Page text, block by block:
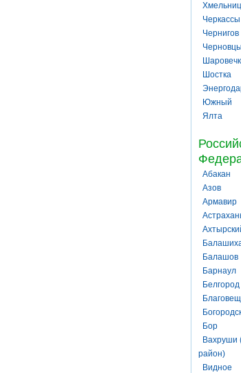
Черкассы
Чернигов
Черновцы
Шостка
Южный
Ялта
Абакан
Азов
Армавир
Балашов
Барнаул
Белгород
Бор
Вахруши
район)
Видное